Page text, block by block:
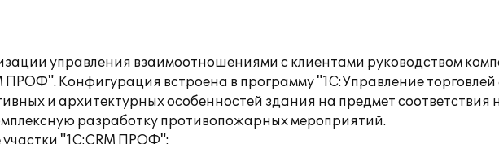
управления взаимоотношениями с клиентами руководством
Конфигурация встроена в программу "1С:Управление
и архитектурных особенностей здания на предмет
разработку противопожарных мероприятий.
"1С:CRM ПРОФ":